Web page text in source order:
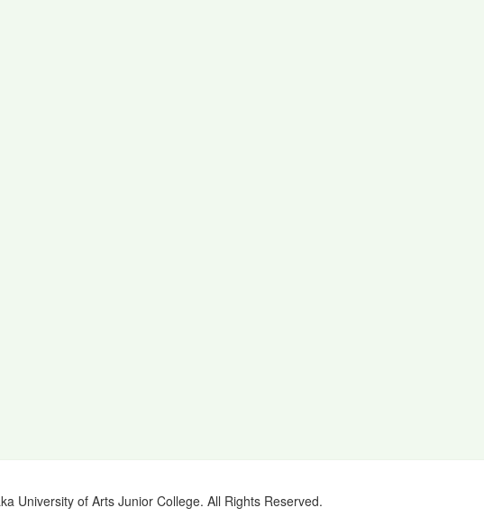
University of Arts Junior College. All Rights Reserved.